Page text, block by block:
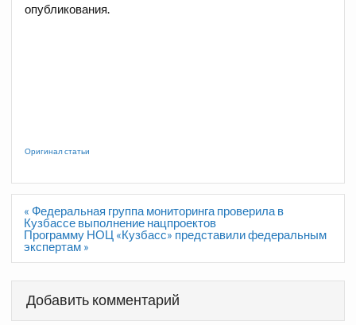
опубликования.
Оригинал статьи
Навигация
по
записям
« Федеральная группа мониторинга проверила в
Кузбассе выполнение нацпроектов
Программу НОЦ «Кузбасс» представили федеральным
экспертам »
Добавить комментарий